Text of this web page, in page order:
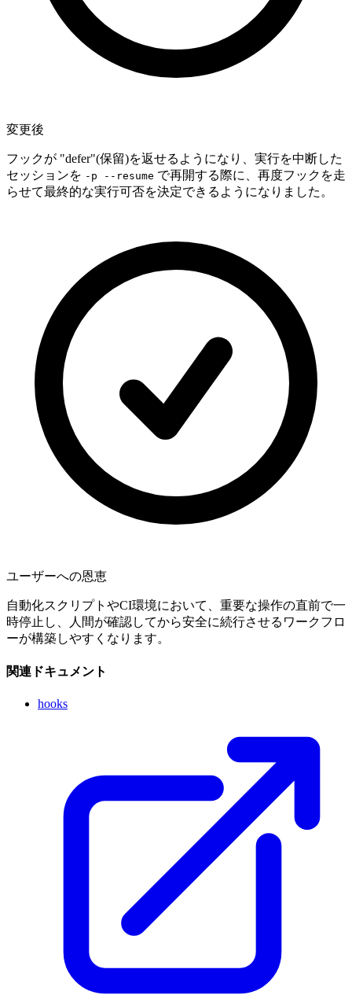
変更後
フックが "defer"(保留)を返せるようになり、実行を中断した
セッションを -p --resume で再開する際に、再度フックを走
らせて最終的な実行可否を決定できるようになりました。
ユーザーへの恩恵
自動化スクリプトやCI環境において、重要な操作の直前で一
時停止し、人間が確認してから安全に続行させるワークフロ
ーが構築しやすくなります。
関連ドキュメント
hooks